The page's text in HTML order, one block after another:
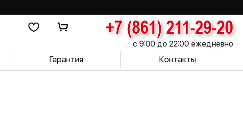
+7 (861) 211-29-20
с 9:00 до 22:00 ежедневно
Гарантия Контакты